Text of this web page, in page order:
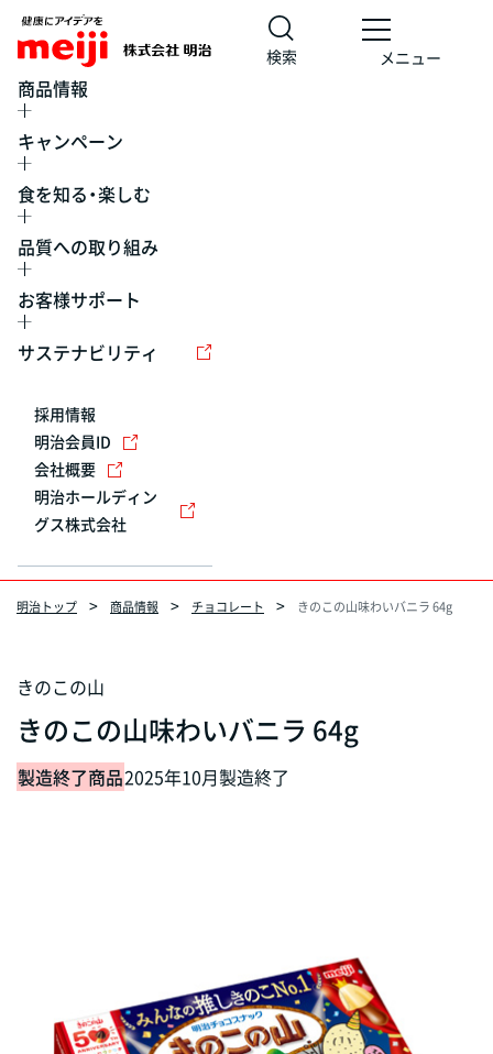
検索 メニュー
商品情報
キャンペーン
食を知る・楽しむ
品質への取り組み
お客様サポート
サステナビリティ
採用情報
明治会員ID
会社概要
明治ホールディン
グス株式会社
明治トップ 商品情報 チョコレート きのこの山味わいバニラ 64g
きのこの山
きのこの山味わいバニラ 64g
製造終了商品2025年10月製造終了